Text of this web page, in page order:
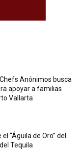
Anónimos busca
apoyar a familias
Vallarta
“Águila de Oro” del
Tequila